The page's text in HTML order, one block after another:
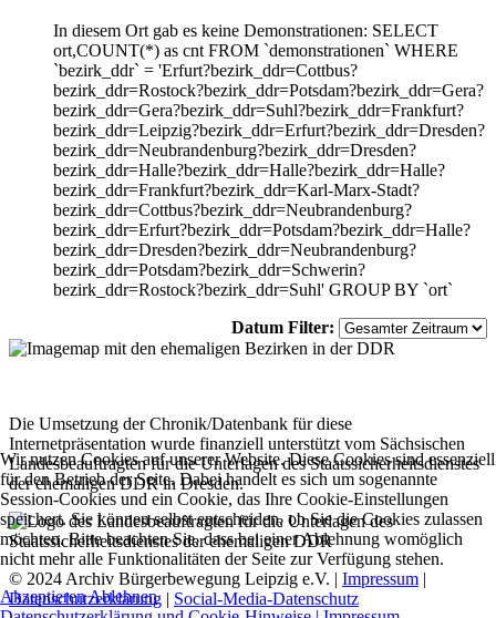
In diesem Ort gab es keine Demonstrationen: SELECT
ort,COUNT(*) as cnt FROM `demonstrationen` WHERE
`bezirk_ddr` = 'Erfurt?bezirk_ddr=Cottbus?
bezirk_ddr=Rostock?bezirk_ddr=Potsdam?bezirk_ddr=Gera?
bezirk_ddr=Gera?bezirk_ddr=Suhl?bezirk_ddr=Frankfurt?
bezirk_ddr=Leipzig?bezirk_ddr=Erfurt?bezirk_ddr=Dresden?
bezirk_ddr=Neubrandenburg?bezirk_ddr=Dresden?
bezirk_ddr=Halle?bezirk_ddr=Halle?bezirk_ddr=Halle?
bezirk_ddr=Frankfurt?bezirk_ddr=Karl-Marx-Stadt?
bezirk_ddr=Cottbus?bezirk_ddr=Neubrandenburg?
bezirk_ddr=Erfurt?bezirk_ddr=Potsdam?bezirk_ddr=Halle?
bezirk_ddr=Dresden?bezirk_ddr=Neubrandenburg?
bezirk_ddr=Potsdam?bezirk_ddr=Schwerin?
bezirk_ddr=Rostock?bezirk_ddr=Suhl' GROUP BY `ort`
Datum Filter:
Die Umsetzung der Chronik/Datenbank für diese
Internetpräsentation wurde finanziell unterstützt vom Sächsischen
Landesbeauftragten für die Unterlagen des Staatssicherheitsdienstes
der ehemaligen DDR in Dresden.
© 2024 Archiv Bürgerbewegung Leipzig e.V. | Impressum |
Datenschutzerklärung | Social-Media-Datenschutz
Wir nutzen Cookies auf unserer Website. Diese Cookies sind essenziell
für den Betrieb der Seite. Dabei handelt es sich um sogenannte
Session-Cookies und ein Cookie, das Ihre Cookie-Einstellungen
speichert. Sie können selbst entscheiden, ob Sie die Cookies zulassen
möchten. Bitte beachten Sie, dass bei einer Ablehnung womöglich
nicht mehr alle Funktionalitäten der Seite zur Verfügung stehen.
AkzeptierenAblehnen